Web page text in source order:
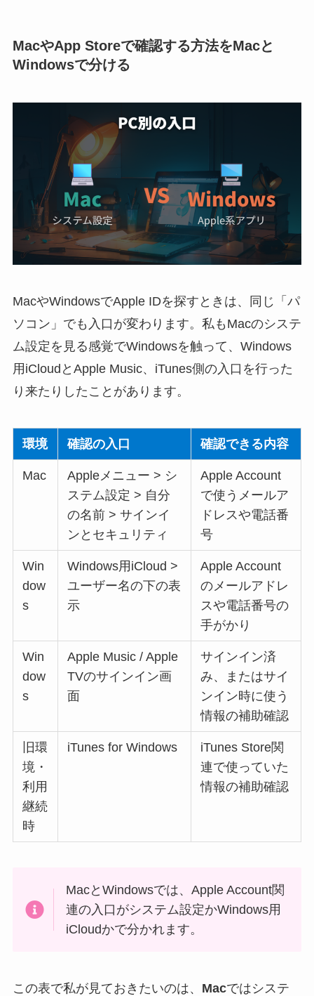
MacやApp Storeで確認する方法をMacと
Windowsで分ける
MacやWindowsでApple IDを探すときは、同じ「パ
ソコン」でも入口が変わります。私もMacのシステ
ム設定を見る感覚でWindowsを触って、Windows
用iCloudとApple Music、iTunes側の入口を行った
り来たりしたことがあります。
環境 確認の入口 確認できる内容
Mac
Appleメニュー > シ
ステム設定 > 自分
の名前 > サインイ
ンとセキュリティ
Apple Account
で使うメールア
ドレスや電話番
号
Win
dow
s
Windows用iCloud >
ユーザー名の下の表
示
Apple Account
のメールアドレ
スや電話番号の
手がかり
Win
dow
s
Apple Music / Apple
TVのサインイン画
面
サインイン済
み、またはサイ
ンイン時に使う
情報の補助確認
旧環
境・
利用
継続
時
iTunes for Windows
iTunes Store関
連で使っていた
情報の補助確認
MacとWindowsでは、Apple Account関
連の入口がシステム設定かWindows用
iCloudかで分かれます。
この表で私が見ておきたいのは、 Macではシステ